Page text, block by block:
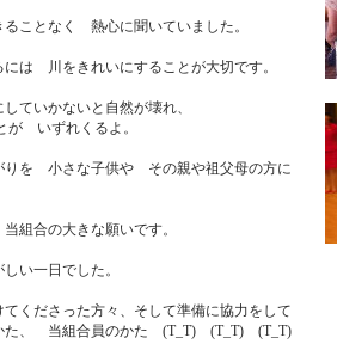
ことなく 熱心に聞いていました。
は 川をきれいにすることが大切です。
ていかないと自然が壊れ、
が いずれくるよ。
を 小さな子供や その親や祖父母の方に
合の大きな願いです。
い一日でした。
くださった方々、そして準備に協力をして
た、 当組合員のかた (T_T) (T_T) (T_T)